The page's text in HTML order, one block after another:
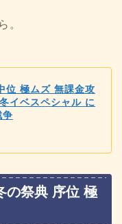
。
位 極ムズ 無課金攻
イベスペシャル に
争
の祭典 序位 極